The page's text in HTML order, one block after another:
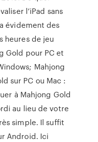
l’iPad sans
évidement des
heures de jeu
Gold pour PC et
Mahjong
sur PC ou Mac :
à Mahjong Gold
au lieu de votre
simple. Il suffit
Android. Ici